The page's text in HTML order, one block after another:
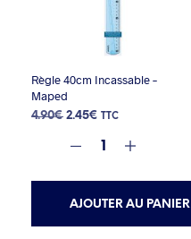
Règle 40cm Incassable –
Maped
4.90€ Le
initial
4.90€.
2.45€ Le
actuel
2.45€.
TTC
AJOUTER AU PANIER